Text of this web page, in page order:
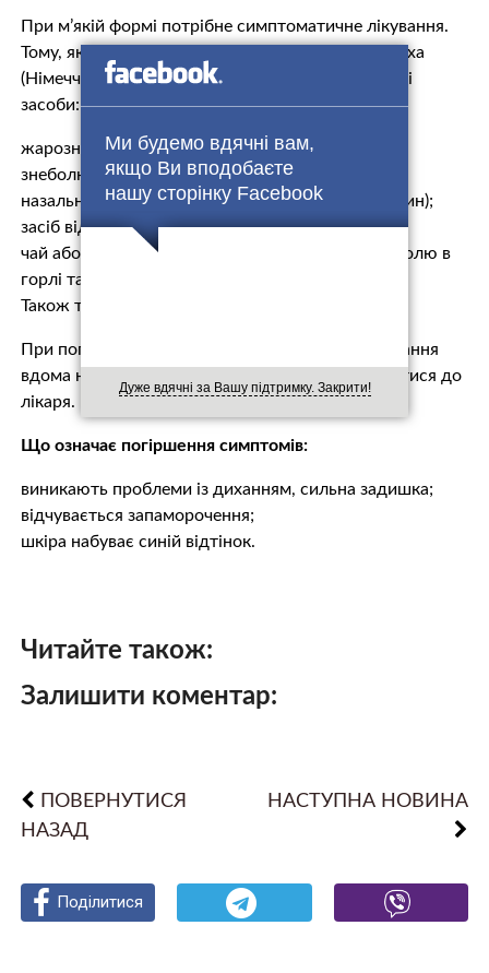
Ми будемо вдячні вам,
якщо Ви вподобаєте
нашу сторінку Facebook
Дуже вдячні за Вашу підтримку. Закрити!
При м’якій формі потрібне симптоматичне лікування.
Тому, як розповіли лікарі з Інституту Роберта Коха
(Німеччина), у домашній аптечці мають бути такі
засоби:
жарознижувальні (наприклад, парацетамол);
знеболювальне (наприклад, ібупрофен);
назальний спрей (переважно фізіологічний розчин);
засіб від кашлю;
чай або льодяники з шавлії: допомагають при болю в
горлі та кашлі.
Також треба мати клінічний термометр.
При погіршенні симптомів продовжувати лікування
вдома не можна – потрібно обов’язково звернутися до
лікаря.
Що означає погіршення симптомів:
виникають проблеми із диханням, сильна задишка;
відчувається запаморочення;
шкіра набуває синій відтінок.
Читайте також:
Залишити коментар:
ПОВЕРНУТИСЯ
НАЗАД
НАСТУПНА НОВИНА
Поділитися
Поділитися
Поділитися